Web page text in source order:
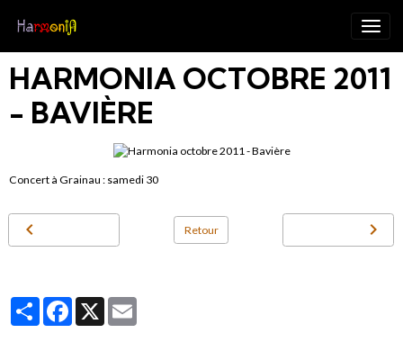
HARMONIA OCTOBRE 2011
- BAVIÈRE
Concert à Grainau : samedi 30
Retour
PartagerFacebook
X